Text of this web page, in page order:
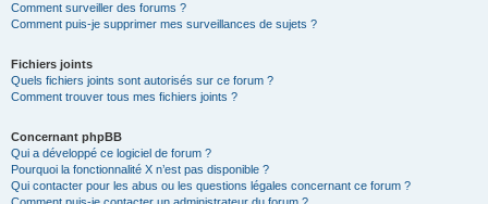
Comment surveiller des forums ?
Comment puis-je supprimer mes surveillances de sujets ?
Fichiers joints
Quels fichiers joints sont autorisés sur ce forum ?
Comment trouver tous mes fichiers joints ?
Concernant phpBB
Qui a développé ce logiciel de forum ?
Pourquoi la fonctionnalité X n’est pas disponible ?
Qui contacter pour les abus ou les questions légales concernant ce forum ?